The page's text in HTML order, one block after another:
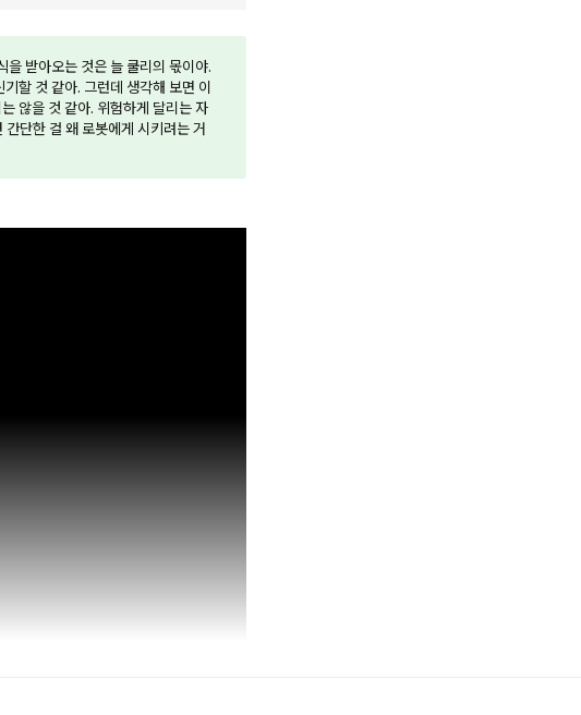
받아오는 것은 늘 쿨리의 몫이야.
할 것 같아. 그런데 생각해 보면 이
않을 것 같아. 위험하게 달리는 자
단한 걸 왜 로봇에게 시키려는 거